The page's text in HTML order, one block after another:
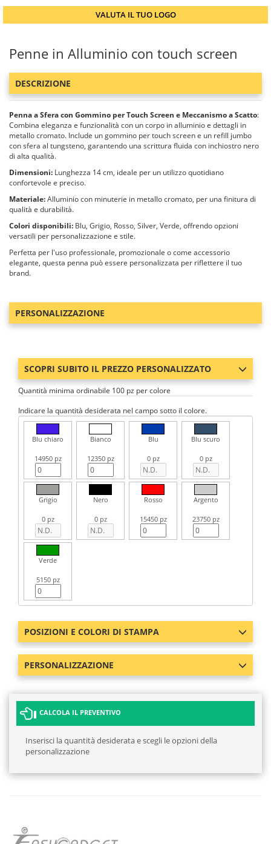
VALUTA IL TUO LOGO
Penne in Alluminio con touch screen
DESCRIZIONE
Penna a Sfera con Gommino per Touch Screen e Meccanismo a Scatto:
Combina eleganza e funzionalità con un corpo in alluminio e dettagli in
metallo cromato. Include un gommino per touch screen e un refill jumbo
con sfera al tungsteno, garantendo una scrittura fluida con inchiostro nero
di alta qualità.
Dimensioni: Lunghezza 14 cm, ideale per un utilizzo quotidiano
confortevole e preciso.
Materiale:Alluminio con minuterie in metallo cromato, per una finitura di
qualità e durabilità.
Colori disponibili: Blu, Grigio, Rosso, Silver, Verde, offrendo opzioni
versatili per personalizzazione e stile.
Perfetta per l'uso professionale, promozionale o come accessorio
elegante, questa penna può essere personalizzata per riflettere il tuo
brand.
PERSONALIZZAZIONE
SCOPRI SUBITO IL PREZZO PERSONALIZZATO
Quantità minima ordinabile 100 pz per colore
Indicare la quantità desiderata nel campo sotto il colore.
Blu chiaro
14950 pz
Bianco
12350 pz
Blu
0 pz
Blu scuro
0 pz
Grigio
0 pz
Nero
0 pz
Rosso
15450 pz
Argento
23750 pz
Verde
5150 pz
POSIZIONI E COLORI DI STAMPA
PERSONALIZZAZIONE
CALCOLA IL PREVENTIVO
Inserisci la quantità desiderata e scegli le opzioni della
personalizzazione